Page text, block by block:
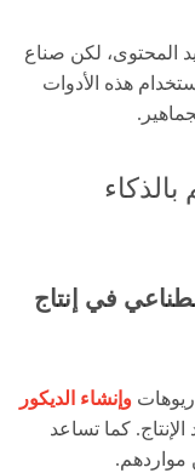
المحتوى، لكن صناع
هذه الأدوات
في إنتاج
وإنشاء الديكور
كما تساعد
مواردهم.